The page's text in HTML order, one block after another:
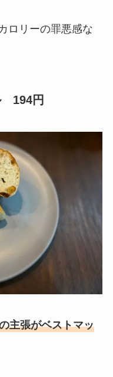
ロリーの罪悪感な
194円
主張がベストマッ